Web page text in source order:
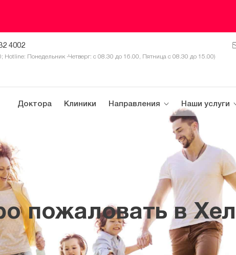
4002
Понедельник -Четверг: с 08.30 до 16.00, Пятница с 08.30 до 15.00)
Доктора Клиники Направления Наши услуги
пожаловать в